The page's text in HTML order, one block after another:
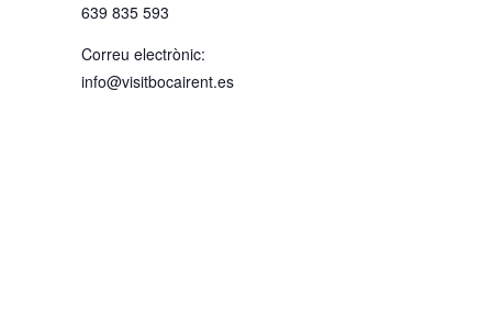
639 835 593
Correu electrònic:
info@visitbocairent.es